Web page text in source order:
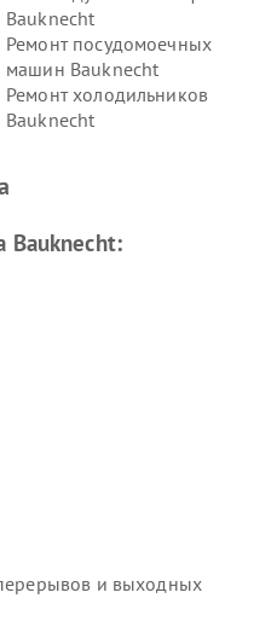
Bauknecht
Ремонт посудомоечных
машин Bauknecht
Ремонт холодильников
Bauknecht
Bauknecht:
и выходных